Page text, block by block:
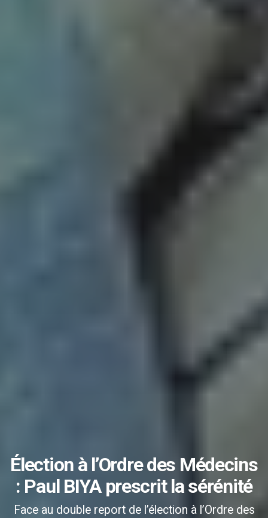
Élection à l’Ordre des Médecins
: Paul BIYA prescrit la sérénité
Face au double report de l’élection à l’Ordre des